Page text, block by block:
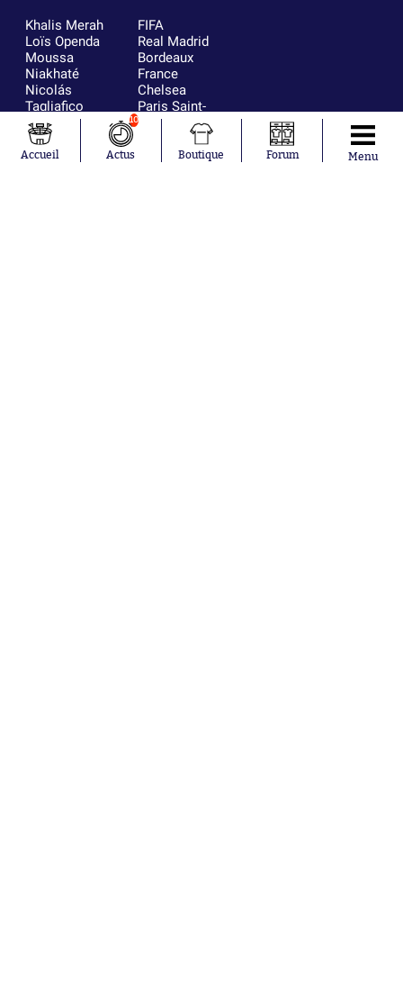
Khalis Merah
Loïs Openda
Moussa
Niakhaté
Nicolás
Tagliafico
Pavel Šulc
Gauthier Hein
Lionel Messi
FIFA
Real Madrid
Bordeaux
France
Chelsea
Paris Saint-
Germain
Olympique
lyonnais
Accueil
10
Actus Boutique Forum Menu